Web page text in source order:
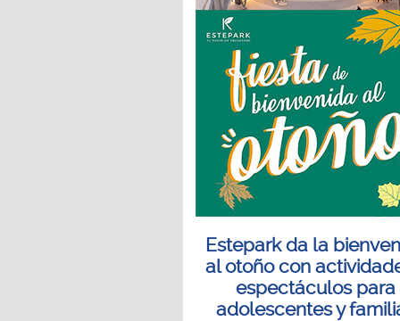
Estepark da la
al otoño con
espectáculos para
adolescentes y